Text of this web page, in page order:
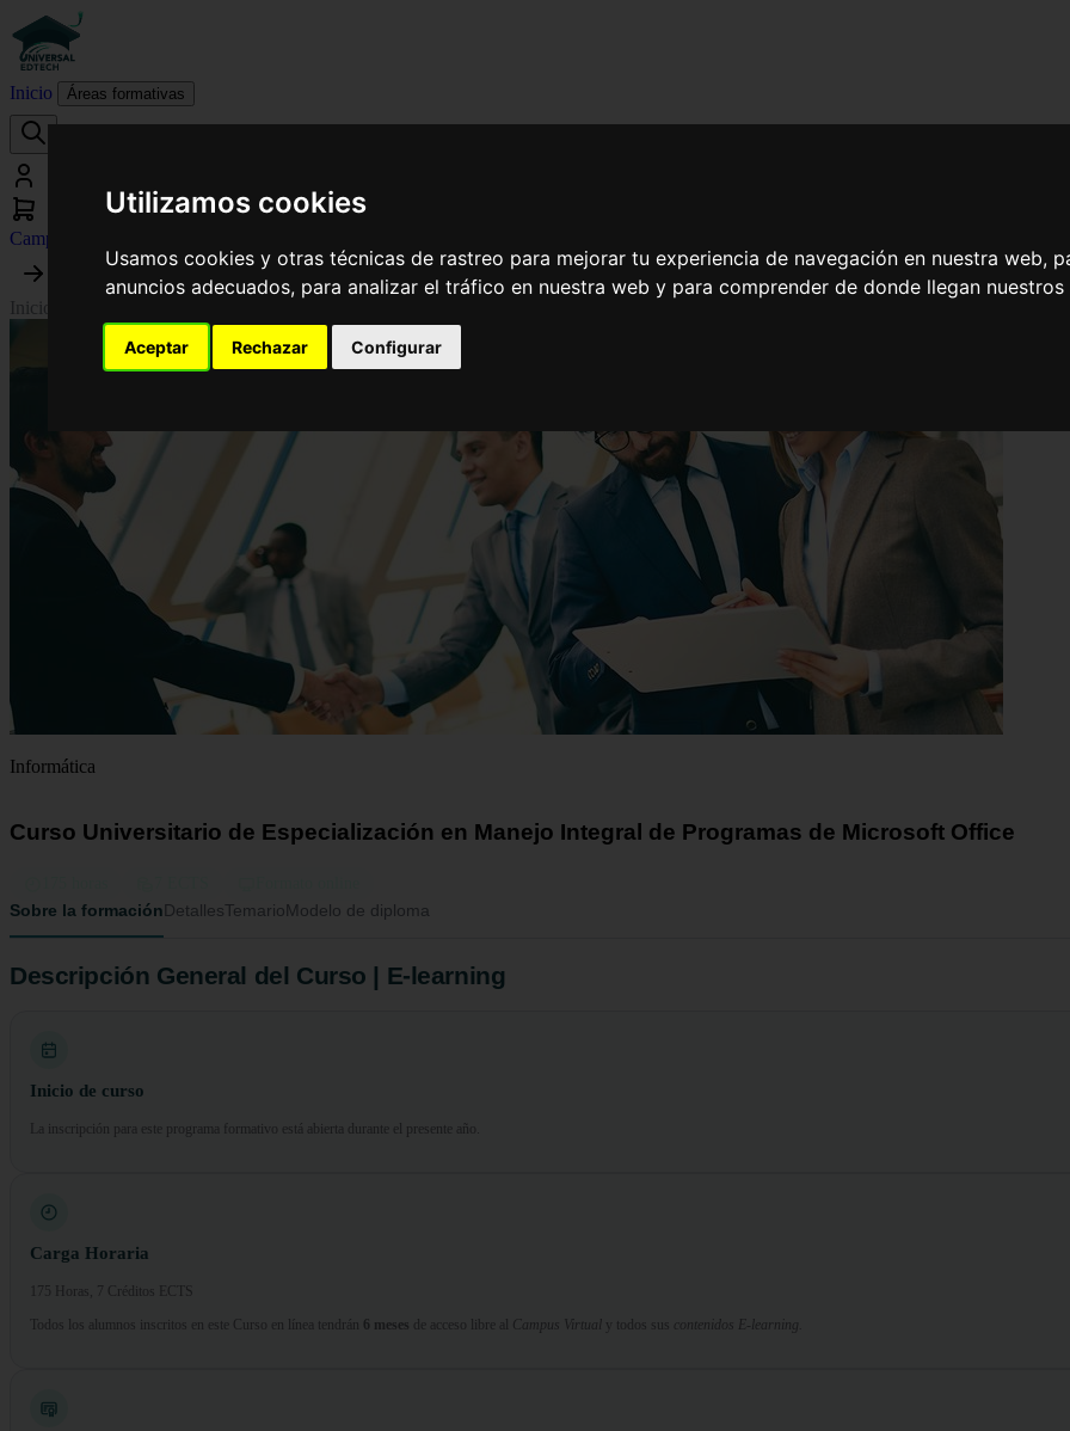
Utilizamos cookies
Usamos cookies y otras técnicas de rastreo para mejorar tu experiencia de navegación en nuestra web,
anuncios adecuados, para analizar el tráfico en nuestra web y para comprender de donde llegan
Aceptar Rechazar Configurar
Inicio Áreas formativas
Campus virtual
Inicio
Informática
Curso Universitario de Especialización en Manejo Integral de Programas de Microsoft Office
Sobre la formaciónDetallesTemarioModelo de diploma
Descripción General del Curso | E-learning
Inicio de curso
La inscripción para este programa formativo está abierta durante el presente año.
Carga Horaria
175 Horas, 7 Créditos ECTS
Todos los alumnos inscritos en este Curso en línea tendrán 6 meses de acceso libre al Campus Virtual y todos sus contenidos E-learning.